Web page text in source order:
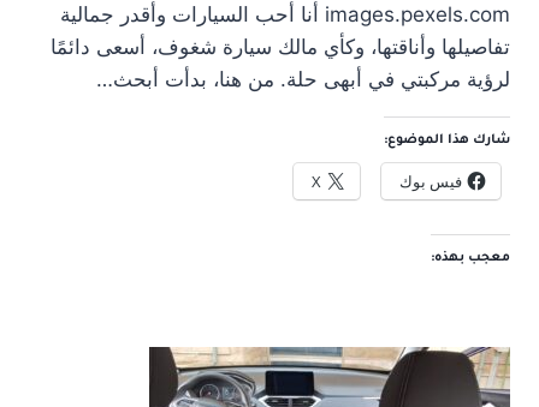
images.pexels.com أنا أحب السيارات وأقدر جمالية
تفاصيلها وأناقتها، وكأي مالك سيارة شغوف، أسعى دائمًا
لرؤية مركبتي في أبهى حلة. من هنا، بدأت أبحث…
شارك هذا الموضوع:
فيس بوك X
معجب بهذه: